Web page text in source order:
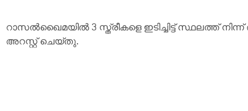
റാസൽഖൈമയിൽ 3 സ്ത്രീകളെ ഇടിച്ചിട്ട് സ്ഥലത്ത്
അറസ്റ്റ് ചെയ്തു.